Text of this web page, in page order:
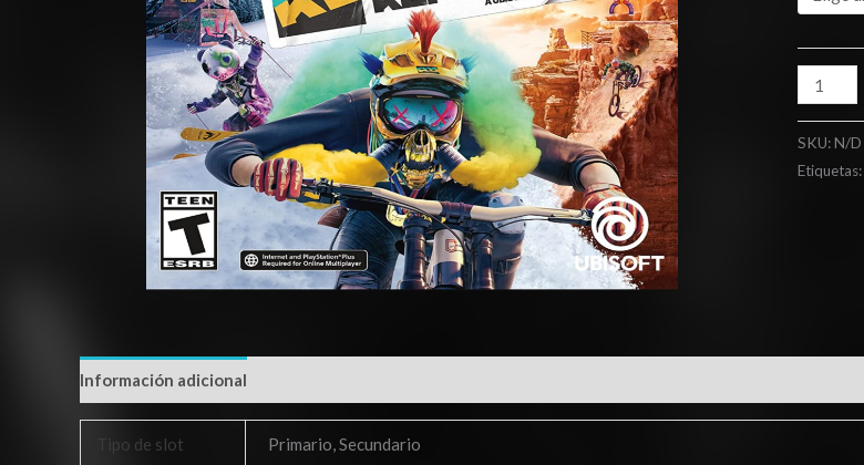
SKU:N/D
Etiquetas:
Información adicional
Tipo de slot Primario, Secundario